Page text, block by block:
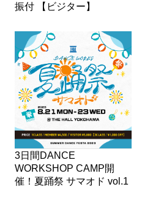
振付 【ビジター】
3日間DANCE
WORKSHOP CAMP開
催！夏踊祭 サマオド vol.1